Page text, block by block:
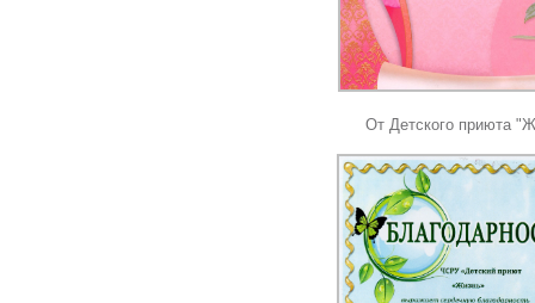
От Детского приюта